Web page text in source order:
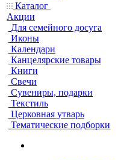
Каталог
Акции
Для семейного досуга
Иконы
Календари
Канцелярские товары
Книги
Свечи
Сувениры, подарки
Текстиль
Церковная утварь
Тематические подборки